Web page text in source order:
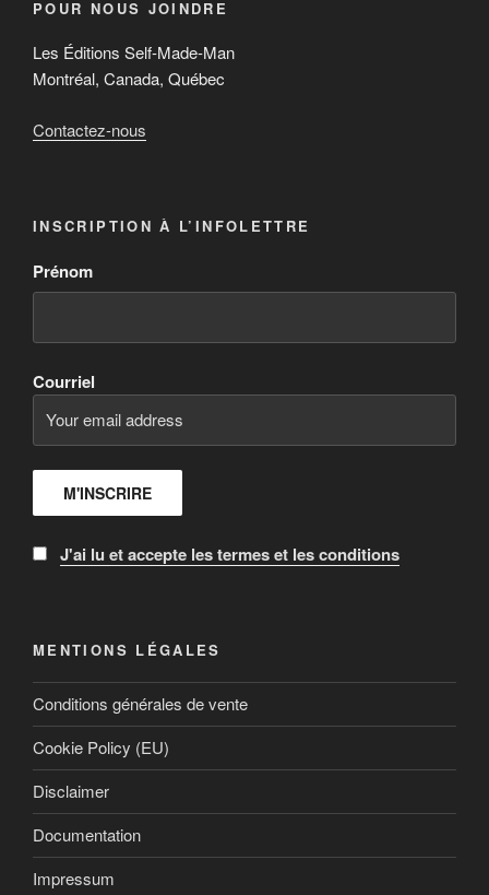
POUR NOUS JOINDRE
Les Éditions Self-Made-Man
Montréal, Canada, Québec
Contactez-nous
INSCRIPTION À L’INFOLETTRE
Prénom
Courriel
J'ai lu et accepte les termes et les conditions
MENTIONS LÉGALES
Conditions générales de vente
Cookie Policy (EU)
Disclaimer
Documentation
Impressum